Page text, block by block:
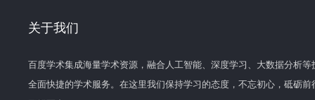
关于我们
百度学术集成海量学术资源，融合人工智能、深度学习、大数据分析
全面快捷的学术服务。在这里我们保持学习的态度，不忘初心，砥砺前